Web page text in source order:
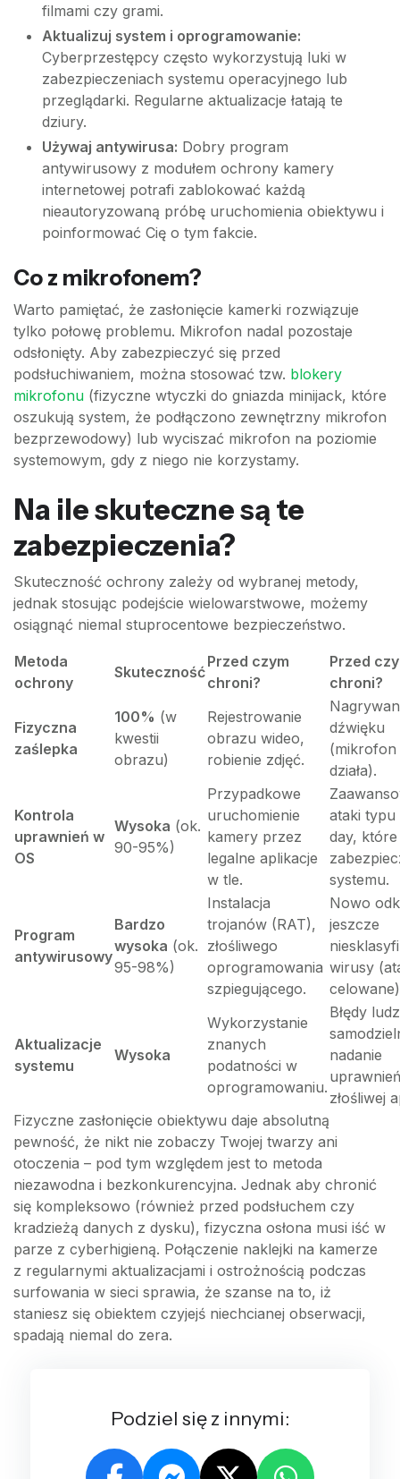
filmami czy grami.
Aktualizuj system i oprogramowanie:
Cyberprzestępcy często wykorzystują luki w
zabezpieczeniach systemu operacyjnego lub
przeglądarki. Regularne aktualizacje łatają te
dziury.
Używaj antywirusa: Dobry program
antywirusowy z modułem ochrony kamery
internetowej potrafi zablokować każdą
nieautoryzowaną próbę uruchomienia obiektywu i
poinformować Cię o tym fakcie.
Co z mikrofonem?
Warto pamiętać, że zasłonięcie kamerki rozwiązuje
tylko połowę problemu. Mikrofon nadal pozostaje
odsłonięty. Aby zabezpieczyć się przed
podsłuchiwaniem, można stosować tzw. blokery
mikrofonu (fizyczne wtyczki do gniazda minijack, które
oszukują system, że podłączono zewnętrzny mikrofon
bezprzewodowy) lub wyciszać mikrofon na poziomie
systemowym, gdy z niego nie korzystamy.
Na ile skuteczne są te
zabezpieczenia?
Skuteczność ochrony zależy od wybranej metody,
jednak stosując podejście wielowarstwowe, możemy
osiągnąć niemal stuprocentowe bezpieczeństwo.
Metoda
ochrony
Skuteczność
Przed czym
chroni?
Przed
chroni?
Fizyczna
zaślepka
100% (w
kwestii
obrazu)
Rejestrowanie
obrazu wideo,
robienie zdjęć.
dźwięku
(mikrofon
działa).
Kontrola
uprawnień w
OS
Wysoka (ok.
90-95%)
Przypadkowe
uruchomienie
kamery przez
legalne aplikacje
w tle.
ataki
day, które
systemu.
Program
antywirusowy
Bardzo
wysoka (ok.
95-98%)
Instalacja
trojanów (RAT),
złośliwego
oprogramowania
szpiegującego.
Nowo
jeszcze
wirusy
Aktualizacje
systemu
Wysoka
Wykorzystanie
znanych
podatności w
oprogramowaniu.
Błędy
nadanie
uprawnień
złośliwej
Fizyczne zasłonięcie obiektywu daje absolutną
pewność, że nikt nie zobaczy Twojej twarzy ani
otoczenia – pod tym względem jest to metoda
niezawodna i bezkonkurencyjna. Jednak aby chronić
się kompleksowo (również przed podsłuchem czy
kradzieżą danych z dysku), fizyczna osłona musi iść w
parze z cyberhigieną. Połączenie naklejki na kamerze
z regularnymi aktualizacjami i ostrożnością podczas
surfowania w sieci sprawia, że szanse na to, iż
staniesz się obiektem czyjejś niechcianej obserwacji,
spadają niemal do zera.
Podziel się z innymi: